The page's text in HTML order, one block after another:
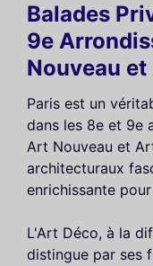
Balades
9e
Nouveau
Paris est un
dans les 8e et 9e
Art Nouveau et
architecturaux
enrichissante
L'Art Déco, à la
distingue par ses